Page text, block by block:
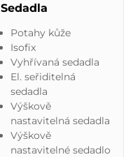
Sedadla
Potahy kůže
Isofix
Vyhřívaná sedadla
El. seřiditelná
sedadla
Výškově
nastavitelná sedadla
Výškově
nastavitelné sedadlo